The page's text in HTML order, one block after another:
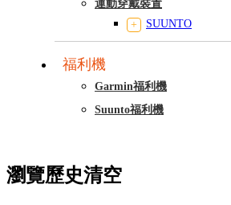
運動穿戴裝置
SUUNTO
福利機
Garmin福利機
Suunto福利機
瀏覽歷史清空